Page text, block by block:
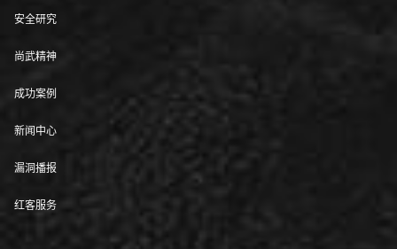
安全研究
尚武精神
成功案例
新闻中心
漏洞播报
红客服务